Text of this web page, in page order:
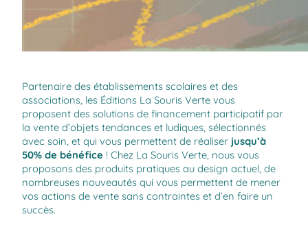
Partenaire des établissements scolaires et des
associations, les Éditions La Souris Verte vous
proposent des solutions de financement participatif par
la vente d’objets tendances et ludiques, sélectionnés
avec soin, et qui vous permettent de réaliser jusqu’à
50% de bénéfice ! Chez La Souris Verte, nous vous
proposons des produits pratiques au design actuel, de
nombreuses nouveautés qui vous permettent de mener
vos actions de vente sans contraintes et d’en faire un
succès.